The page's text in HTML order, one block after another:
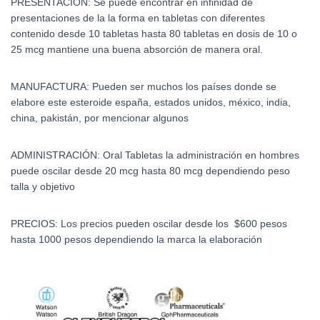
presentaciones de la la forma en tabletas con diferentes
contenido desde 10 tabletas hasta 80 tabletas en dosis de 10 o
25 mcg mantiene una buena absorción de manera oral.
MANUFACTURA: Pueden ser muchos los países donde se
elabore este esteroide españa, estados unidos, méxico, india,
china, pakistán, por mencionar algunos
ADMINISTRACIÓN: Oral Tabletas la administración en hombres
puede oscilar desde 20 mcg hasta 80 mcg dependiendo peso
talla y objetivo
PRECIOS: Los precios pueden oscilar desde los $600 pesos
hasta 1000 pesos dependiendo la marca la elaboración